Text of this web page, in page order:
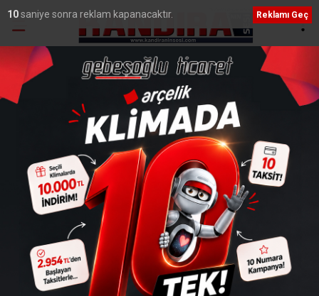
Ana Sayfa›Genel
9saniye sonra reklam kapanacaktır. Reklamı Geç